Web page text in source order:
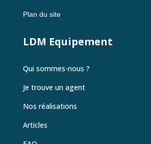
Plan du site
LDM Equipement
Qui sommes-nous ?
Je trouve un agent
Nos réalisations
Articles